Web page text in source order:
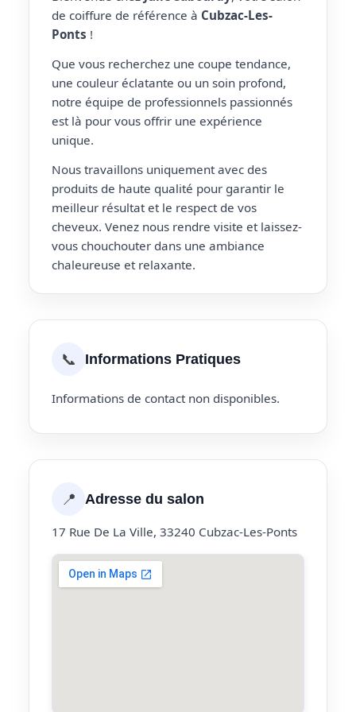
de coiffure de référence à Cubzac-Les-
Ponts !
Que vous recherchez une coupe tendance,
une couleur éclatante ou un soin profond,
notre équipe de professionnels passionnés
est là pour vous offrir une expérience
unique.
Nous travaillons uniquement avec des
produits de haute qualité pour garantir le
meilleur résultat et le respect de vos
cheveux. Venez nous rendre visite et laissez-
vous chouchouter dans une ambiance
chaleureuse et relaxante.
📞 Informations Pratiques
Informations de contact non disponibles.
📍 Adresse du salon
17 Rue De La Ville, 33240 Cubzac-Les-Ponts